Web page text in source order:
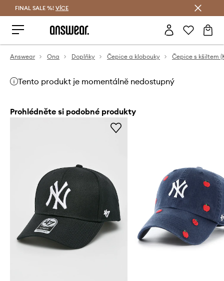
FINAL SALE %! VÍCE
Answear Ona Doplňky Čepice a klobouky Čepice s kšiltem
Tento produkt je momentálně nedostupný
Prohlédněte si podobné produkty